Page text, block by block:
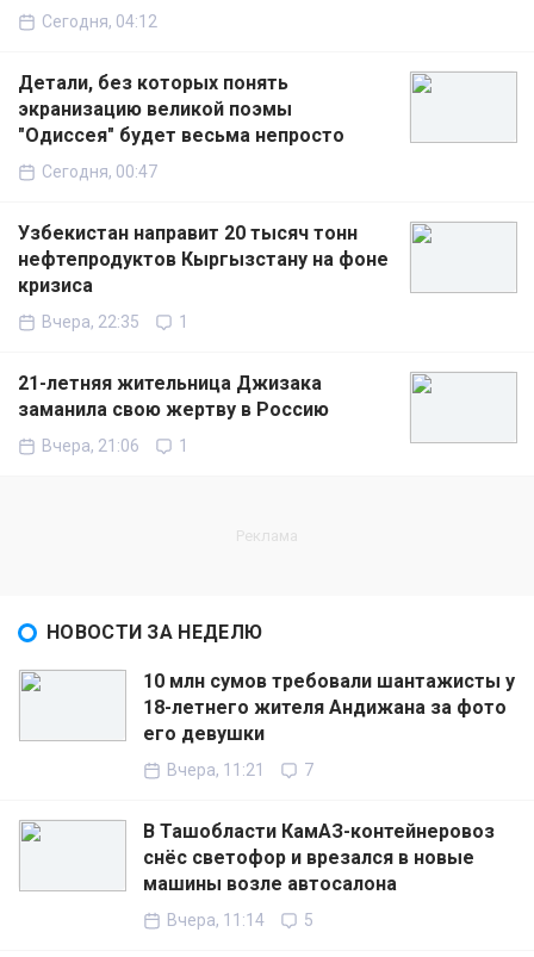
Сегодня, 04:12
Детали, без которых понять
экранизацию великой поэмы
"Одиссея" будет весьма непросто
Сегодня, 00:47
Узбекистан направит 20 тысяч тонн
нефтепродуктов Кыргызстану на фоне
кризиса
Вчера, 22:35 1
21-летняя жительница Джизака
заманила свою жертву в Россию
Вчера, 21:06 1
НОВОСТИ ЗА НЕДЕЛЮ
10 млн сумов требовали шантажисты у
18-летнего жителя Андижана за фото
его девушки
Вчера, 11:21 7
В Ташобласти КамАЗ-контейнеровоз
снёс светофор и врезался в новые
машины возле автосалона
Вчера, 11:14 5